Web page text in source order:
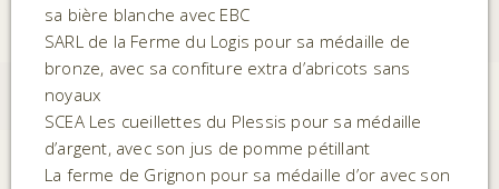
sa bière blanche avec EBC
SARL de la Ferme du Logis pour sa médaille de
bronze, avec sa confiture extra d’abricots sans
noyaux
SCEA Les cueillettes du Plessis pour sa médaille
d’argent, avec son jus de pomme pétillant
La ferme de Grignon pour sa médaille d’or avec son